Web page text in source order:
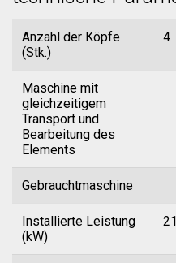
Anzahl der Köpfe
(Stk.)
4
Maschine mit
gleichzeitigem
Transport und
Bearbeitung des
Elements
Gebrauchtmaschine
Installierte Leistung
(kW)
21